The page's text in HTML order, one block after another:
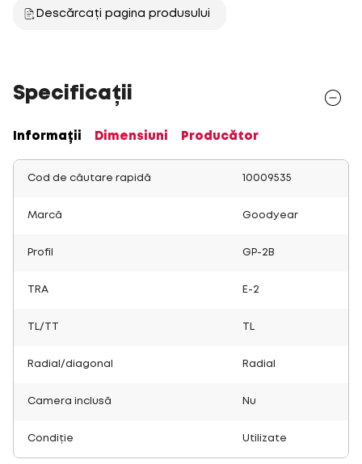
Descărcați pagina produsului
Specificații
Informații Dimensiuni Producător
Cod de căutare rapidă 10009535
Marcă Goodyear
Profil GP-2B
TRA E-2
TL/TT
Radial/diagonal Radial
Camera inclusă Nu
Condiție Utilizate